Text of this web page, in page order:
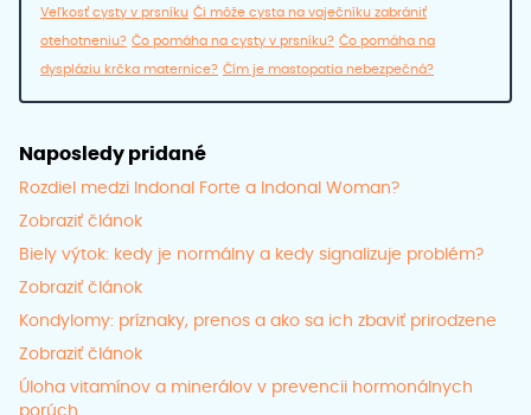
Veľkosť cysty v prsníku Či môže cysta na vaječníku zabrániť
otehotneniu? Čo pomáha na cysty v prsníku? Čo pomáha na
dyspláziu krčka maternice? Čím je mastopatia nebezpečná?
Naposledy pridané
Rozdiel medzi Indonal Forte a Indonal Woman?
Zobraziť článok
Biely výtok: kedy je normálny a kedy signalizuje problém?
Zobraziť článok
Kondylomy: príznaky, prenos a ako sa ich zbaviť prirodzene
Zobraziť článok
Úloha vitamínov a minerálov v prevencii hormonálnych